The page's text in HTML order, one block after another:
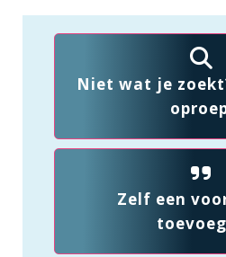
Niet wat je
Zelf een